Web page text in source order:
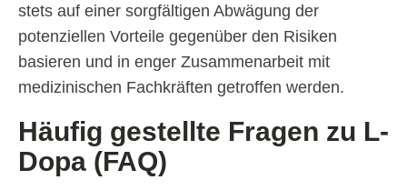
stets auf einer sorgfältigen Abwägung der
potenziellen Vorteile gegenüber den Risiken
basieren und in enger Zusammenarbeit mit
medizinischen Fachkräften getroffen werden.
Häufig gestellte Fragen zu L-
Dopa (FAQ)